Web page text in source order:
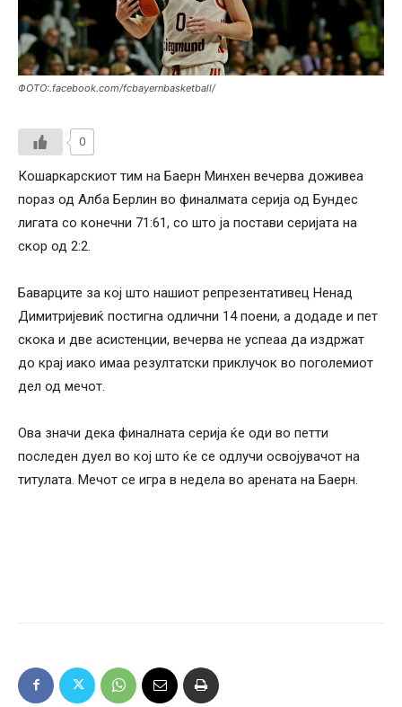
ФОТО:.facebook.com/fcbayernbasketball/
0
Кошаркарскиот тим на Баерн Минхен вечерва доживеа
пораз од Алба Берлин во финалмата серија од Бундес
лигата со конечни 71:61, со што ја постави серијата на
скор од 2:2.
Баварците за кој што нашиот репрезентативец Ненад
Димитријевиќ постигна одлични 14 поени, а додаде и пет
скока и две асистенции, вечерва не успеаа да издржат
до крај иако имаа резултатски приклучок во поголемиот
дел од мечот.
Ова значи дека финалната серија ќе оди во петти
последен дуел во кој што ќе се одлучи освојувачот на
титулата. Мечот се игра в недела во арената на Баерн.